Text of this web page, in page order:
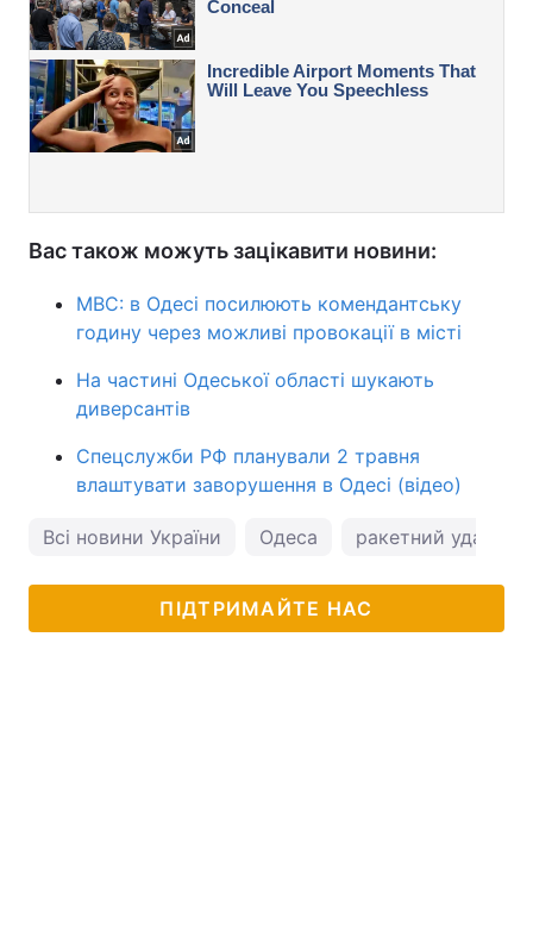
Вас також можуть зацікавити новини:
МВС: в Одесі посилюють комендантську
годину через можливі провокації в місті
На частині Одеської області шукають
диверсантів
Спецслужби РФ планували 2 травня
влаштувати заворушення в Одесі (відео)
Всі новини України Одеса ракетний удар
ПІДТРИМАЙТЕ НАС